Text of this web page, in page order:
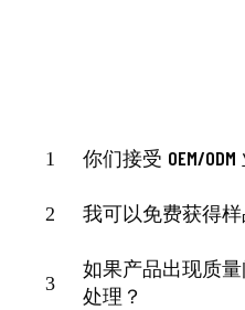
1 你们接受 OEM/
2 我可以免费获得样
3
如果产品出现质
处理？